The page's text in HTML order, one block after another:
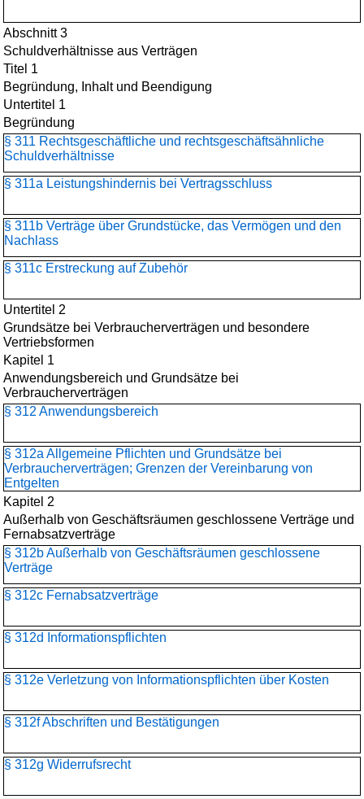
Abschnitt 3
Schuldverhältnisse aus Verträgen
Titel 1
Begründung, Inhalt und Beendigung
Untertitel 1
Begründung
§ 311 Rechtsgeschäftliche und rechtsgeschäftsähnliche
Schuldverhältnisse
§ 311a Leistungshindernis bei Vertragsschluss
§ 311b Verträge über Grundstücke, das Vermögen und den
Nachlass
§ 311c Erstreckung auf Zubehör
Untertitel 2
Grundsätze bei Verbraucherverträgen und besondere
Vertriebsformen
Kapitel 1
Anwendungsbereich und Grundsätze bei
Verbraucherverträgen
§ 312 Anwendungsbereich
§ 312a Allgemeine Pflichten und Grundsätze bei
Verbraucherverträgen; Grenzen der Vereinbarung von
Entgelten
Kapitel 2
Außerhalb von Geschäftsräumen geschlossene Verträge und
Fernabsatzverträge
§ 312b Außerhalb von Geschäftsräumen geschlossene
Verträge
§ 312c Fernabsatzverträge
§ 312d Informationspflichten
§ 312e Verletzung von Informationspflichten über Kosten
§ 312f Abschriften und Bestätigungen
§ 312g Widerrufsrecht